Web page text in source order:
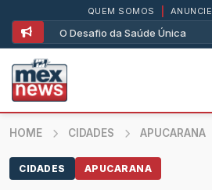
O Desafio da Saúde Única
QUEM SOMOS ANUNCIE
HOME CIDADES APUCARANA
CIDADES APUCARANA